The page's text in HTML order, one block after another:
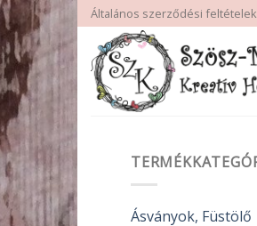
Skip
to
content
Általános szerződési feltételek
Ásványok, Füstölő